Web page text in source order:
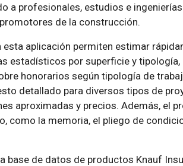
a profesionales, estudios e
de la construcción.
aplicación permiten estimar
estadísticos por superficie y tipología,
honorarios según tipología de
detallado para diversos tipos de
aproximadas y precios. Además, el
como la memoria, el pliego de
base de datos de productos Knauf